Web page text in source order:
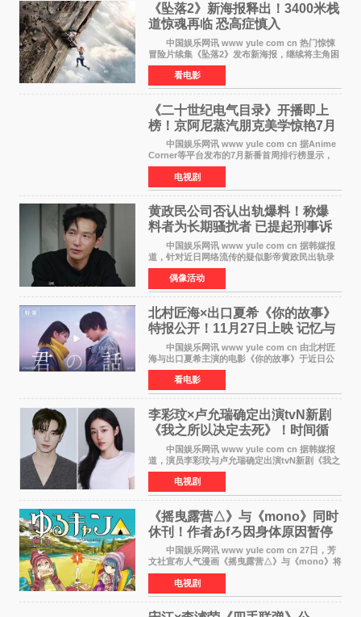
《坠落2》新海报释出！3400米栈
道惊魂再临 恐高症慎入
中国娱乐网讯 www yule com cn 热门惊悚
冒险片续集《坠落2》发布新海报，继续将主角困
于绝境高处——这一次，是摇摇欲坠的徒步栈
道。该片将于今年9月2日北美上映，恐高症患者
请提前做好心理
看电影
《二十世纪电气目录》开播即上
榜！京阿尼蒸汽朋克美学惊艳7月
新番季
中国娱乐网讯 www yule com cn 据Anime
Corner等平台发布的7月新番首周排行榜显示，
由京都动画制作的《二十世纪电气目录》在多个
榜单中表现亮眼，位列AniLab全球TOP10第十
名。该剧改编自结
电视剧
黄政民公司否认出轨爆料！称爆
料者为长期骚扰者 已提起刑事诉
中国娱乐网讯 www yule com cn 据韩媒报
道，针对近日网络流传的疑似影帝黄政民出轨录
音及短信爆料，黄政民所属经纪公司于今日正式
发表声明，明确否认相关传闻。 公司表示，
爆料者是一名长
偶像活动
北村匠海×出口夏希《你的故事》
特报公开！11月27日上映 记忆与
初恋的奇幻交织
中国娱乐网讯 www yule com cn 由北村匠
海与出口夏希主演的电影《你的故事》于近日公
开特报影像，正式定档11月27日上映。 本片
改编自三秋缒同名小说，编剧由曾执笔《孤独摇
滚！》的吉田惠
看电影
李彩玟×卢允瑞确定出演tvN新剧
《我之所以决定去死》！时间循
环青春爱情来袭
中国娱乐网讯 www yule com cn 据韩媒报
道，演员李彩玟与卢允瑞确定出演tvN新剧《我之
所以决定去死》，分别担任男女主角。该剧预计
将于明年播出，引发观众期待。 本剧改编自
NAVER同名人气
电视剧
《摇曳露营△》与《mono》同时
休刊！作者あfろ因身体原因暂停
双连载
中国娱乐网讯 www yule com cn 27日，芳
文社宣布人气漫画《摇曳露营△》与《mono》将
暂停连载一段时间，原因是漫画家あfろ身体状况
不佳。 编辑部表示：一直承蒙各位对
《mono》的喜爱，
电视剧